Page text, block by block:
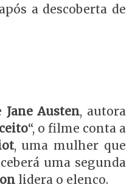
a descoberta de
Jane Austen, autora
“, o filme conta a
, uma mulher que
uma segunda
lidera o elenco.